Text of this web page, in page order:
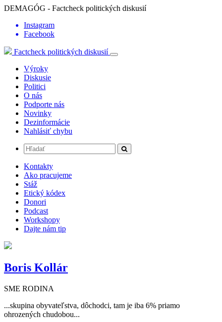
DEMAGÓG - Factcheck politických diskusií
Instagram
Facebook
Factcheck politických diskusií
Výroky
Diskusie
Politici
O nás
Podporte nás
Novinky
Dezinformácie
Nahlásiť chybu
Kontakty
Ako pracujeme
Stáž
Etický kódex
Donori
Podcast
Workshopy
Dajte nám tip
Boris Kollár
SME RODINA
...skupina obyvateľstva, dôchodci, tam je iba 6% priamo
ohrozených chudobou...